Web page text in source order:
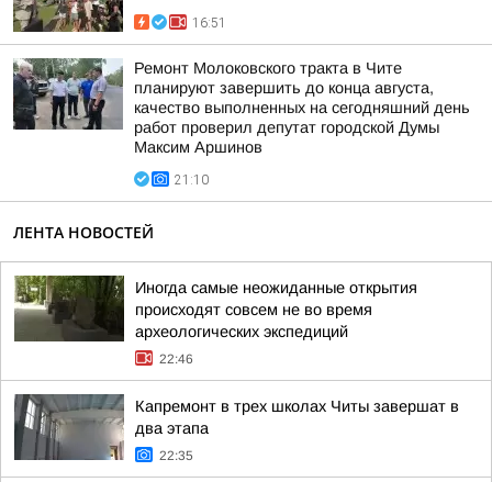
16:51
Ремонт Молоковского тракта в Чите
планируют завершить до конца августа,
качество выполненных на сегодняшний день
работ проверил депутат городской Думы
Максим Аршинов
21:10
ЛЕНТА НОВОСТЕЙ
Иногда самые неожиданные открытия
происходят совсем не во время
археологических экспедиций
22:46
Капремонт в трех школах Читы завершат в
два этапа
22:35